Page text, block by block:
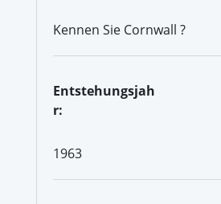
Kennen Sie Cornwall ?
Entstehungsjah
r:
1963